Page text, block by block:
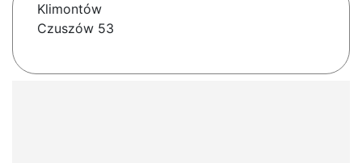
Klimontów
Czuszów 53